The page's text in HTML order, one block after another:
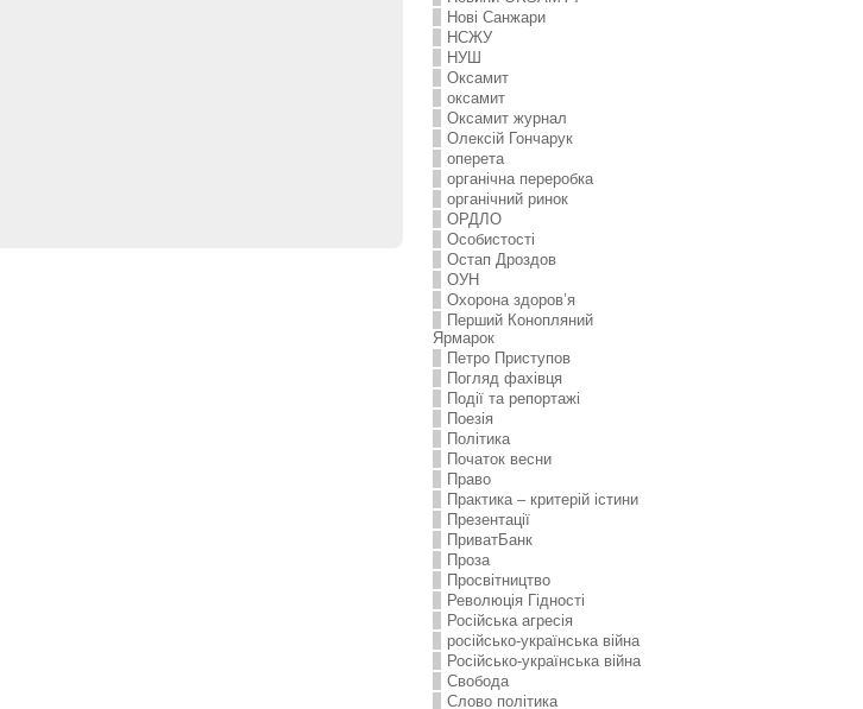
Нові Санжари
НСЖУ
НУШ
Оксамит
оксамит
Оксамит журнал
Олексій Гончарук
оперета
органічна переробка
органічний ринок
ОРДЛО
Особистості
Остап Дроздов
ОУН
Охорона здоров’я
Перший Конопляний
Ярмарок
Петро Приступов
Погляд фахівця
Події та репортажі
Поезія
Політика
Початок весни
Право
Практика – критерій істини
Презентації
ПриватБанк
Проза
Просвітництво
Революція Гідності
Російська агресія
російсько-українська війна
Російсько-українська війна
Свобода
Слово політика